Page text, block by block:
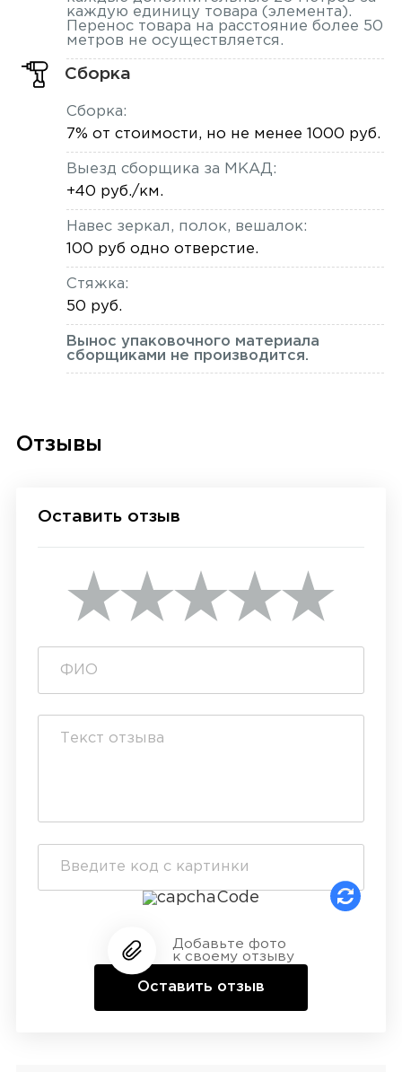
каждую единицу товара (элемента).
Перенос товара на расстояние более 50
метров не осуществляется.
Сборка
Сборка:
7% от стоимости, но не менее 1000 руб.
Выезд сборщика за МКАД:
+40 руб./км.
Навес зеркал, полок, вешалок:
100 руб одно отверстие.
Стяжка:
50 руб.
Вынос упаковочного материала
сборщиками не производится.
Отзывы
Оставить отзыв
Добавьте фото
к своему отзыву
Оставить отзыв